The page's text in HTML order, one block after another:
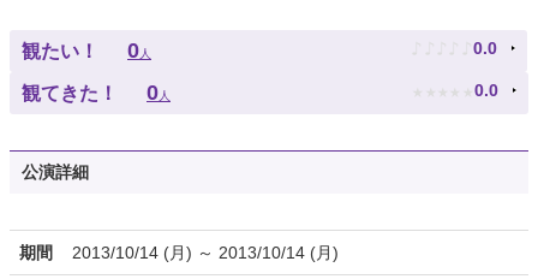
観たい！ 0人 ♪ ♪ ♪ ♪ ♪ 0.0
観てきた！ 0人 ★ ★ ★ ★ ★ 0.0
公演詳細
期間 2013/10/14 (月) ～ 2013/10/14 (月)